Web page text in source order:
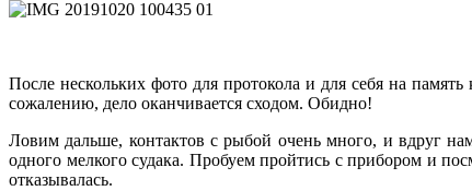
После нескольких фото для протокола и для себя на
сожалению, дело оканчивается сходом. Обидно!
Ловим дальше, контактов с рыбой очень много, и вдруг
одного мелкого судака. Пробуем пройтись с прибором и
отказывалась.